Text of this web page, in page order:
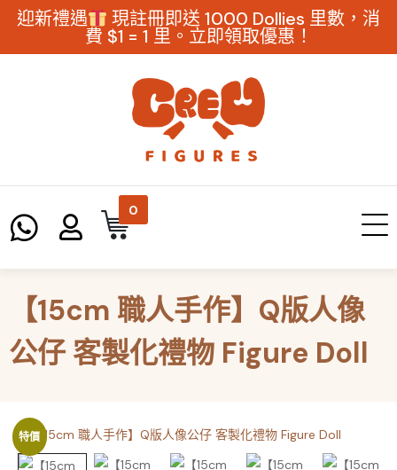
迎新禮遇 現註冊即送 1000 Dollies 里數，消
費 $1 = 1 里。立即領取優惠！
0
【15cm 職人手作】Q版人像
公仔 客製化禮物 Figure Doll
特價